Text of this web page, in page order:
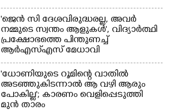
'ജെൻ സി ദേശവിരുദ്ധരല്ല, അവർ
നമ്മുടെ സ്വന്തം ആളുകൾ', വിദ്യാർത്ഥി
പ്രക്ഷോഭത്തെ പിന്തുണച്ച്
ആർഎസ്‌എസ് മേധാവി
'ധോണിയുടെ റൂമിന്റെ വാതിൽ
അടഞ്ഞുകിടന്നാൽ ആ വഴി ആരും
പോകില്ല'; കാരണം വെളിപ്പെടുത്തി
മുൻ താരം